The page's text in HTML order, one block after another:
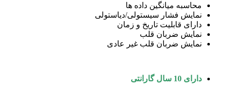
محاسبه میانگین داده ها
نمایش فشار سیستولی/دیاستولی
دارای قابلیت تاریخ و زمان
نمایش ضربان قلب
نمایش ضربان قلب غیر عادی
دارای 10 سال گارانتی